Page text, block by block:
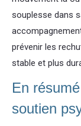
souplesse dans
prévenir les
stable et plus
En
soutien